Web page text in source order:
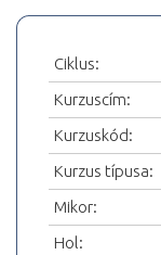
Ciklus:
Kurzuscím:
Kurzuskód:
Kurzus típusa:
Mikor:
Hol: